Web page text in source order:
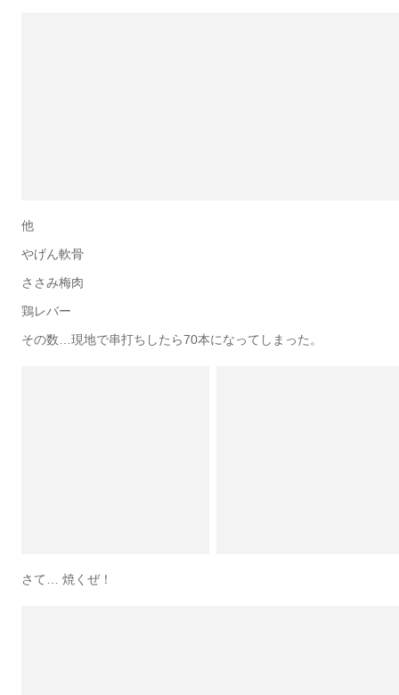
他
やげん軟骨
ささみ梅肉
鶏レバー
その数…現地で串打ちしたら70本になってしまった。
さて… 焼くぜ！